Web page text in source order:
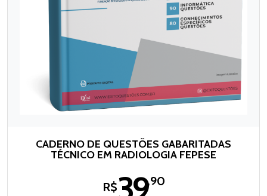
CADERNO DE QUESTÕES GABARITADAS
TÉCNICO EM RADIOLOGIA FEPESE
R$ ,90